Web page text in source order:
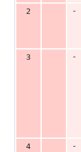
2
-
3
-
4
-